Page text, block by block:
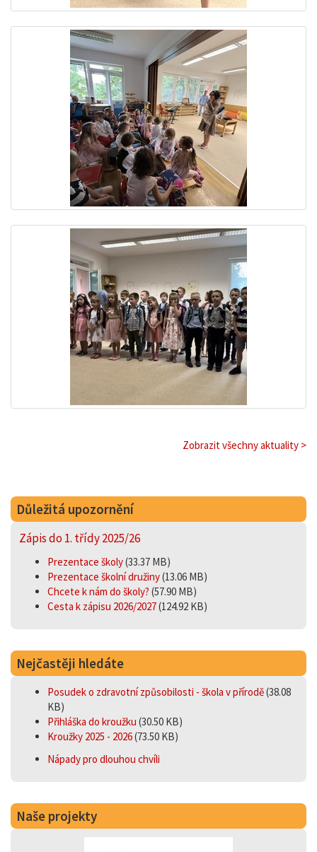
Zobrazit všechny aktuality >
Důležitá upozornění
Zápis do 1. třídy 2025/26
Prezentace školy(33.37 MB)
Prezentace školní družiny(13.06 MB)
Chcete k nám do školy? (57.90 MB)
Cesta k zápisu 2026/2027(124.92 KB)
Nejčastěji hledáte
Posudek o zdravotní způsobilosti - škola v přírodě(38.08
KB)
Přihláška do kroužku (30.50 KB)
Kroužky 2025 - 2026(73.50 KB)
Nápady pro dlouhou chvíli
Naše projekty